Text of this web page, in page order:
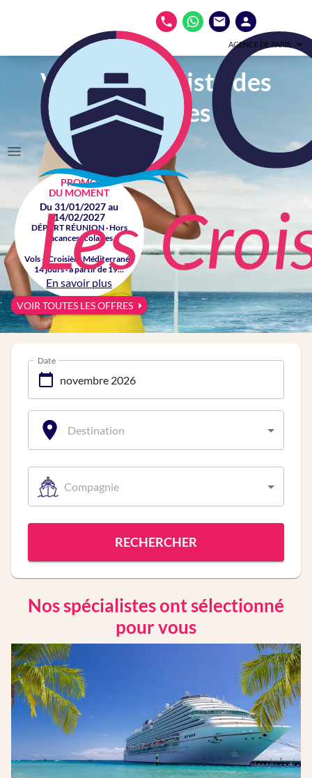
AGENCE DE PARIS
Votre spécialiste des
croisières
PROMO
DU MOMENT
Du 31/01/2027 au
14/02/2027
DÉPART RÉUNION · Hors
vacances scolaires
Vols + Croisière Méditerranée
14 jours · à partir de 19...
En savoir plus
VOIR TOUTES LES OFFRES
Date
Destination
Compagnie
RECHERCHER
Nos spécialistes ont sélectionné
pour vous